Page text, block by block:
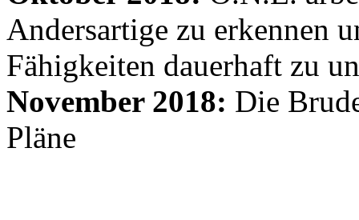
Andersartige zu erkennen
Fähigkeiten dauerhaft zu
November 2018: Die
Pläne